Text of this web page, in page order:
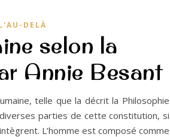
DELÀ
selon la
Annie Besant
telle que la décrit la Philosophie
parties de cette constitution, si
L’homme est composé comme